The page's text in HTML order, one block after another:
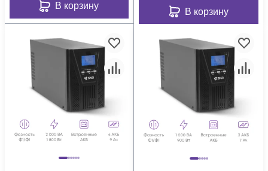
В корзину
модулей 50кВА),
3ф:3ф (380-415В),
10.4"LCD, IP20
В корзину